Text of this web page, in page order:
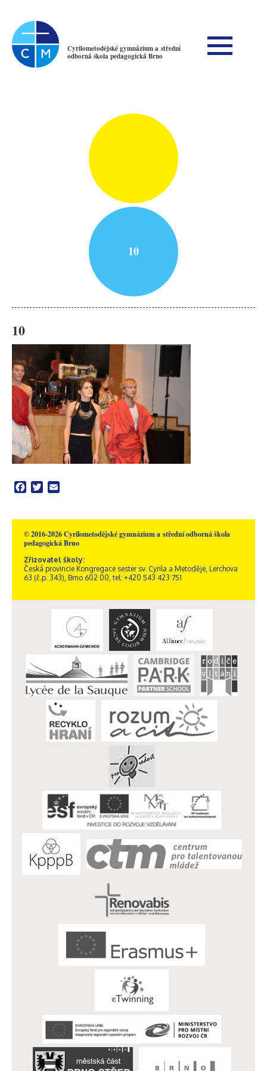
Cyrilometodějské gymnázium a střední
odborná škola pedagogická Brno
10
10
Facebook
Twitter
© 2016-2026 Cyrilometodějské gymnázium a střední odborná škola
pedagogická Brno
Zřizovatel školy:
Česká provincie Kongregace sester sv. Cyrila a Metoděje, Lerchova
63 (č.p. 343), Brno 602 00, tel: +420 543 423 751